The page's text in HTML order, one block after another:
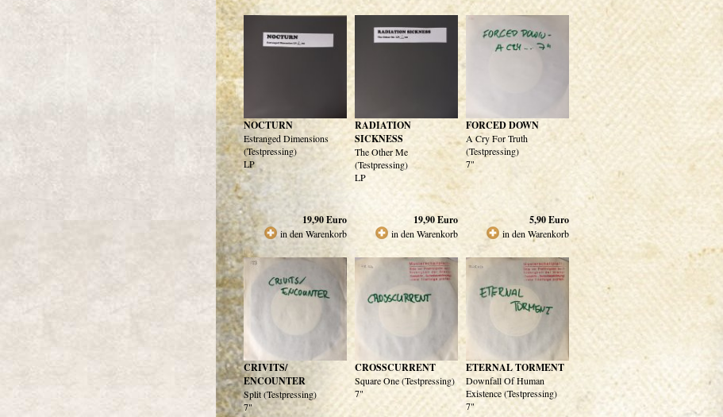
NOCTURN
Estranged Dimensions
(Testpressing)
LP
19,90Euro
in den Warenkorb
RADIATION
SICKNESS
The Other Me
(Testpressing)
LP
19,90Euro
in den Warenkorb
FORCED DOWN
A Cry For Truth
(Testpressing)
7"
5,90Euro
in den Warenkorb
CRIVITS/
ENCOUNTER
Split (Testpressing)
7"
CROSSCURRENT
Square One (Testpressing)
7"
ETERNAL TORMENT
Downfall Of Human
Existence (Testpressing)
7"